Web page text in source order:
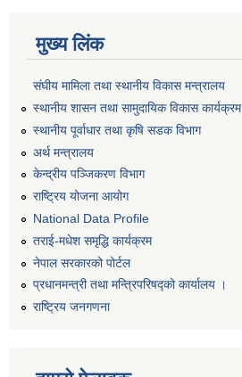
मुख्य लिंक
संघीय मामिला तथा स्थानीय विकास मन्त्रालय
स्थानीय शासन तथा सामुदायिक विकास कार्यक्रम
स्थानीय पूर्वाधार तथा कृषि सडक विभाग
अर्थ मन्त्रालय
केन्द्रीय पञ्जिकरण विभाग
राष्ट्रिय योजना आयोग
National Data Profile
तराई-मधेश समृद्धि कार्यक्रम
नेपाल सरकारको पोर्टल
प्रधानमन्त्री तथा मन्त्रिपरिषद्को कार्यालय ।
राष्ट्रिय जनगणना